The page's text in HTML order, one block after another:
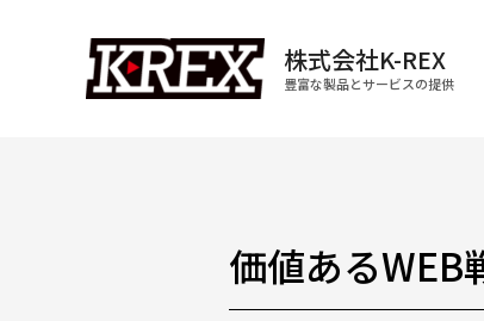
株式会社K-REX
豊富な製品とサービスの提供
価値あるWEB